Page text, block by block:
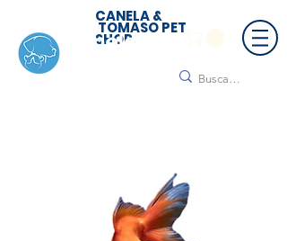
CANELA &
TOMASO PET
SHOP